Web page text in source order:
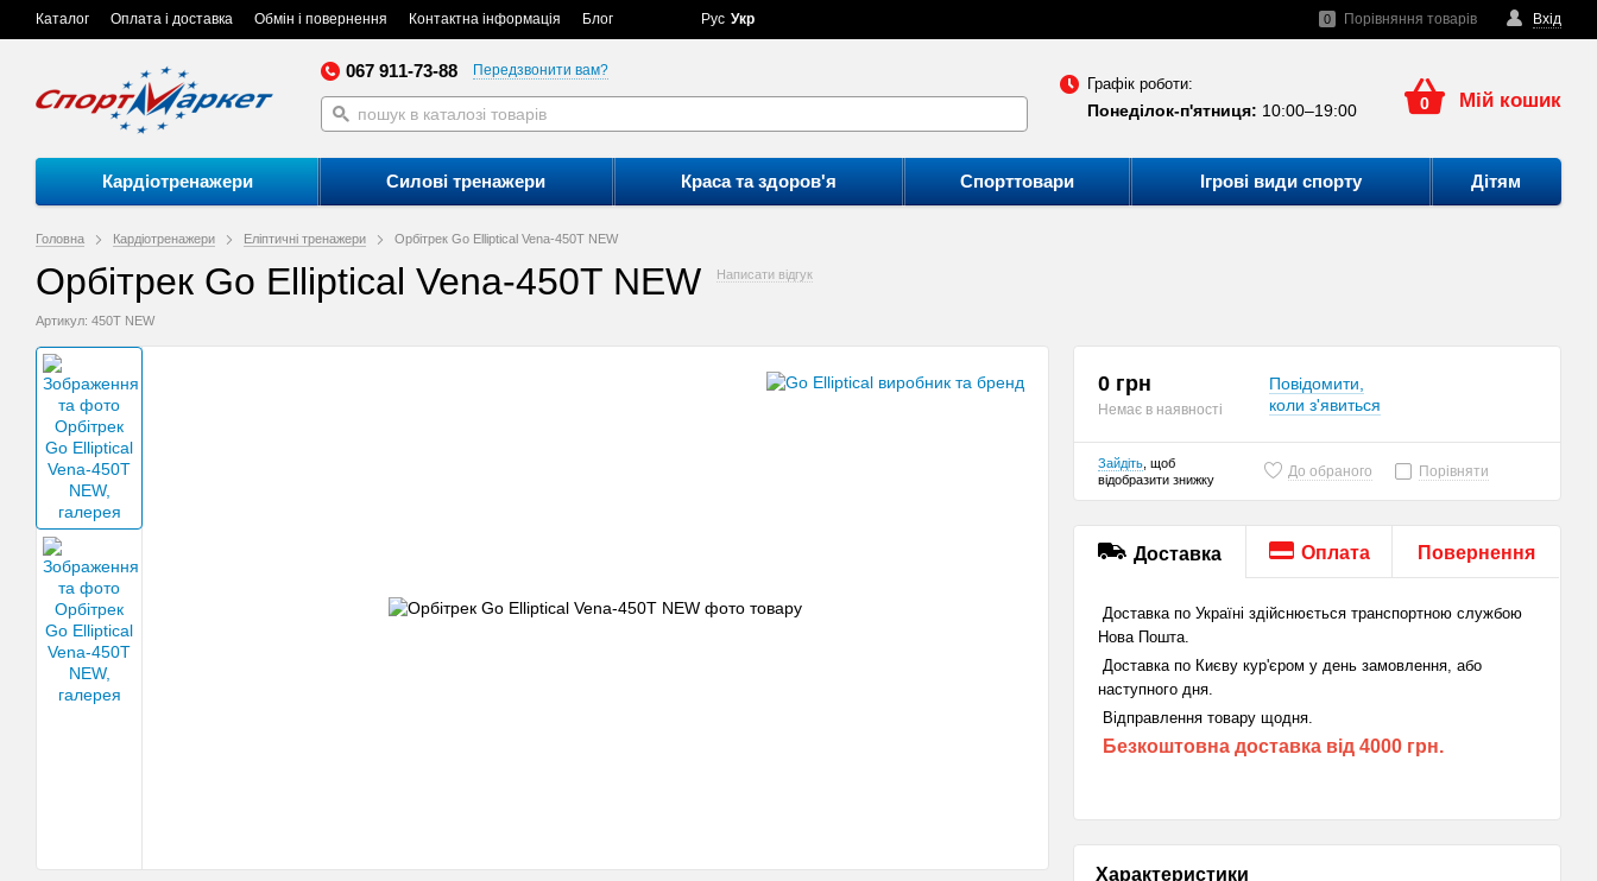
Каталог Оплата і доставка Обмін і повернення Контактна інформація Блог Вхід
0 Порівняння товарів
Рус Укр
067 911-73-88 Передзвонити вам?
Графік роботи:
Понеділок-п'ятниця: 10:00–19:00 0 Мій кошик
Кардіотренажери Силові тренажери Краса та здоров'я Спорттовари Ігрові види спорту Дітям
Головна Кардіотренажери Еліптичні тренажери Орбітрек Go Elliptical Vena-450T NEW
Орбітрек Go Elliptical Vena-450T NEW Написати відгук
Артикул: 450T NEW
0 грн
Немає в наявності
Повідомити,
коли з'явиться
Зайдіть , щоб
відобразити знижку
До обраного Порівняти
Доставка Оплата Повернення
Доставка по Україні здійснюється транспортною службою
Нова Пошта.
Доставка по Києву кур'єром у день замовлення, або
наступного дня.
Відправлення товару щодня.
Безкоштовна доставка від 4000 грн.
Характеристики